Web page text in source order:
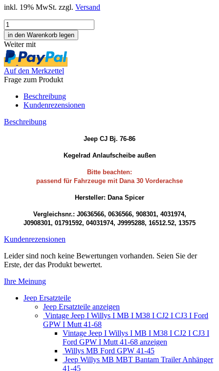
inkl. 19% MwSt. zzgl. Versand
Weiter mit
Auf den Merkzettel
Frage zum Produkt
Beschreibung
Kundenrezensionen
Beschreibung
Jeep CJ Bj. 76-86
Kegelrad Anlaufscheibe außen
Bitte beachten:
passend für Fahrzeuge mit Dana 30 Vorderachse
Hersteller: Dana Spicer
Vergleichsnr.: J0636566, 0636566, 908301, 4031974,
J0908301, 01791592, 04031974, J9995288, 16512.52, 13575
Kundenrezensionen
Leider sind noch keine Bewertungen vorhanden. Seien Sie der
Erste, der das Produkt bewertet.
Ihre Meinung
Jeep Ersatzteile
Jeep Ersatzteile anzeigen
Vintage Jeep I Willys I MB I M38 I CJ2 I CJ3 I Ford
GPW I Mutt 41-68
Vintage Jeep I Willys I MB I M38 I CJ2 I CJ3 I
Ford GPW I Mutt 41-68 anzeigen
Willys MB Ford GPW 41-45
Jeep Willys MB MBT Bantam Trailer Anhänger
41-45